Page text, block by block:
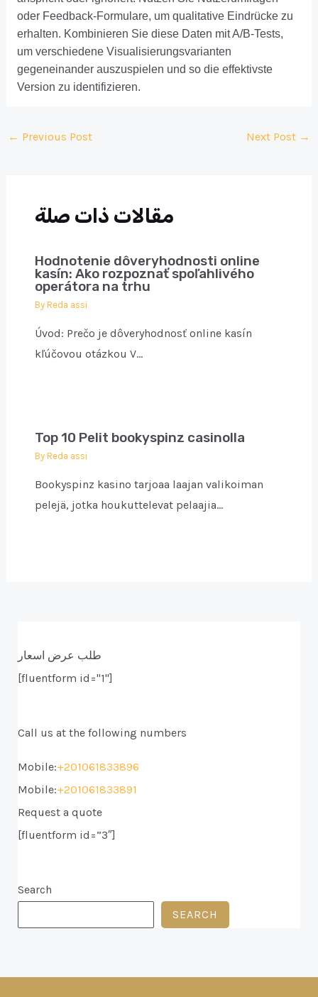
oder Feedback-Formulare, um qualitative Eindrücke zu
erhalten. Kombinieren Sie diese Daten mit A/B-Tests,
um verschiedene Visualisierungsvarianten
gegeneinander auszuspielen und so die effektivste
Version zu identifizieren.
Post
← Previous Post Next Post →
مقالات ذات صلة
Hodnotenie dôveryhodnosti online
kasín: Ako rozpoznať spoľahlivého
operátora na trhu
By Reda assi
Úvod: Prečo je dôveryhodnosť online kasín
kľúčovou otázkou V…
Top 10 Pelit bookyspinz casinolla
By Reda assi
Bookyspinz kasino tarjoaa laajan valikoiman
pelejä, jotka houkuttelevat pelaajia…
طلب عرض اسعار
[fluentform id="1"]
Call us at the following numbers
Mobile:+201061833896
Mobile:+201061833891
Request a quote
[fluentform id=”3″]
Search
SEARCH